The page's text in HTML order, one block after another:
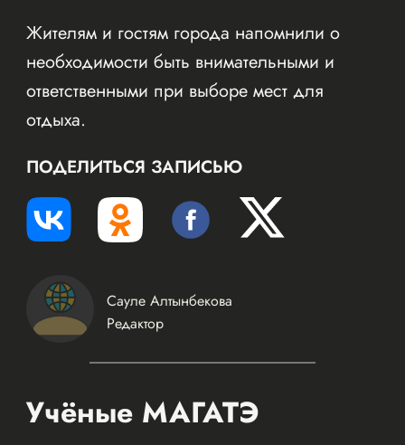
Жителям и гостям города напомнили о
необходимости быть внимательными и
ответственными при выборе мест для
отдыха.
ПОДЕЛИТЬСЯ ЗАПИСЬЮ
Сауле Алтынбекова
Редактор
Учёные МАГАТЭ